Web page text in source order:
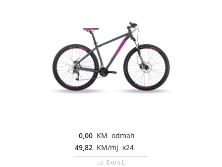
0,00 KM odmah
49,82 KM/mj x24
uz Extra L